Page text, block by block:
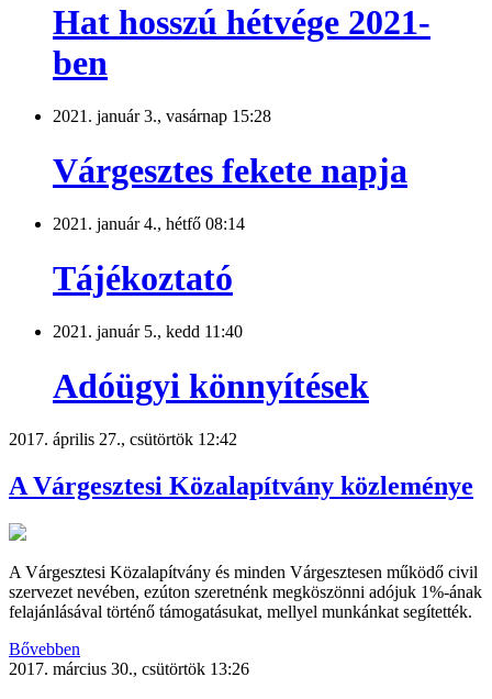
Hat hosszú hétvége 2021-
ben
2021. január 3., vasárnap 15:28
Várgesztes fekete napja
2021. január 4., hétfő 08:14
Tájékoztató
2021. január 5., kedd 11:40
Adóügyi könnyítések
2017. április 27., csütörtök 12:42
A Várgesztesi Közalapítvány közleménye
A Várgesztesi Közalapítvány és minden Várgesztesen működő civil
szervezet nevében, ezúton szeretnénk megköszönni adójuk 1%-ának
felajánlásával történő támogatásukat, mellyel munkánkat segítették.
Bővebben
2017. március 30., csütörtök 13:26